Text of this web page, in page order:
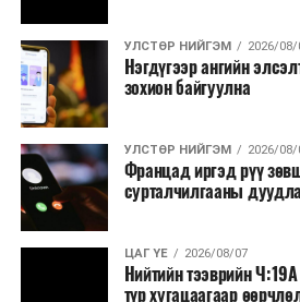
Хуулиар заавал
контент, хэвлэлийн зардал;
Заавал олгохоос бусад
Санхүүгийн хэмнэлтийн
арванхоёрдугаар сарын 31
эрүүл мэндийн салбар уг
хамрагдахгүй бөгөөд цэцэрлэг,
эрт илрүүлэг,
өвчний эсрэг арга
УЛСТӨР НИЙГЭМ 2026/08/
Нэгдүгээр ангийн
зохион байгуулна
УЛСТӨР НИЙГЭМ 2026/08/
Францад иргэд рүү
сурталчилгааны
ЦАГ ҮЕ 2026/08/07
Нийтийн тээврийн
түр хугацаагаар